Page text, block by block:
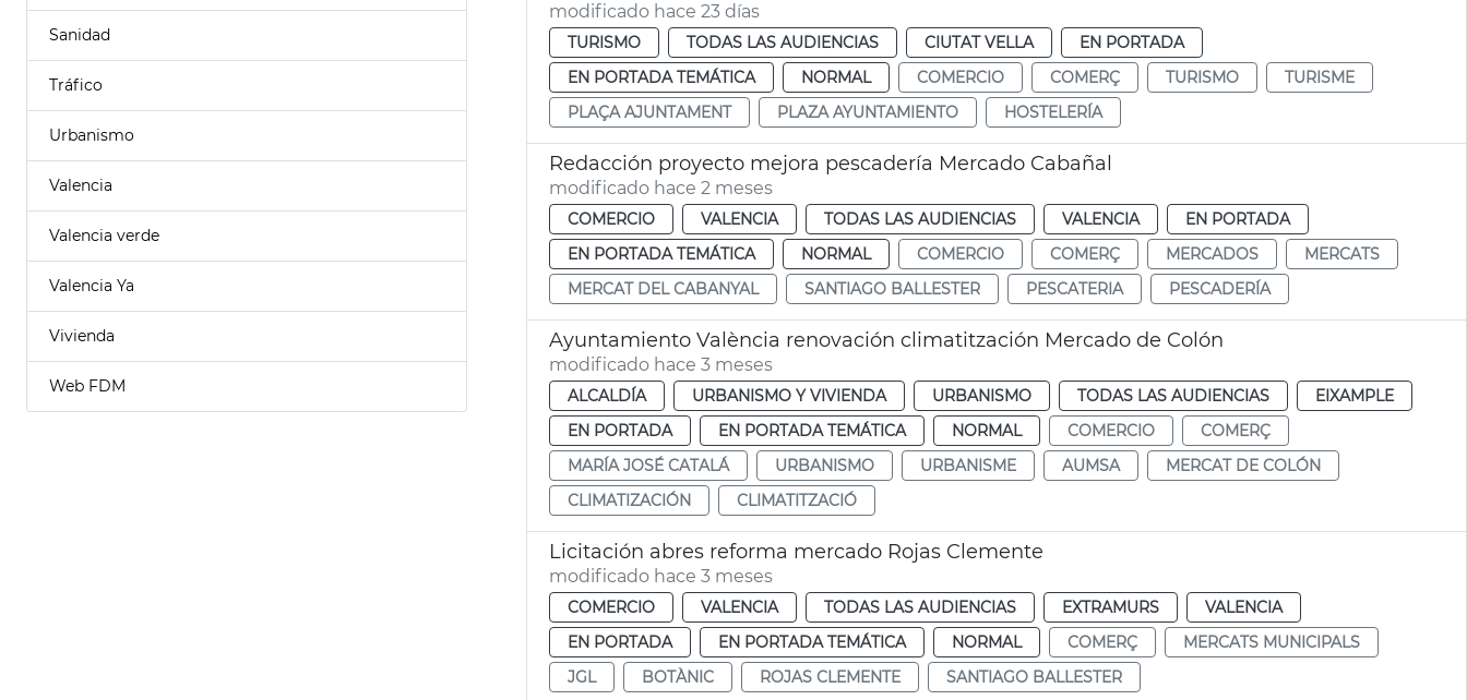
Sanidad
Tráfico
Urbanismo
Valencia
Valencia verde
Valencia Ya
Vivienda
Web FDM
modificado hace 23 días
TURISMO TODAS LAS AUDIENCIAS CIUTAT VELLA
EN PORTADA
EN PORTADA TEMÁTICA
NORMAL COMERCIO COMERÇ TURISMO
TURISME
PLAÇA AJUNTAMENT
PLAZA AYUNTAMIENTO HOSTELERÍA
Redacción proyecto mejora pescadería Mercado Cabañal
modificado hace 2 meses
COMERCIO VALENCIA TODAS LAS AUDIENCIAS VALENCIA
EN PORTADA
EN PORTADA TEMÁTICA
NORMAL COMERCIO COMERÇ MERCADOS
MERCATS
MERCAT DEL CABANYAL
SANTIAGO BALLESTER PESCATERIA PESCADERÍA
Ayuntamiento València renovación climatitzación Mercado de Colón
modificado hace 3 meses
ALCALDÍA URBANISMO Y VIVIENDA URBANISMO TODAS LAS AUDIENCIAS
EIXAMPLE
EN PORTADA
EN PORTADA TEMÁTICA NORMAL COMERCIO
COMERÇ
MARÍA JOSÉ CATALÁ
URBANISMO URBANISME AUMSA
MERCAT DE COLÓN
CLIMATIZACIÓN
CLIMATITZACIÓ
Licitación abres reforma mercado Rojas Clemente
modificado hace 3 meses
COMERCIO VALENCIA TODAS LAS AUDIENCIAS EXTRAMURS
VALENCIA
EN PORTADA
EN PORTADA TEMÁTICA NORMAL COMERÇ
MERCATS MUNICIPALS
JGL
BOTÀNIC ROJAS CLEMENTE SANTIAGO BALLESTER